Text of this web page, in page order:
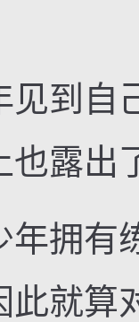
到自
也露出
拥有
此就算